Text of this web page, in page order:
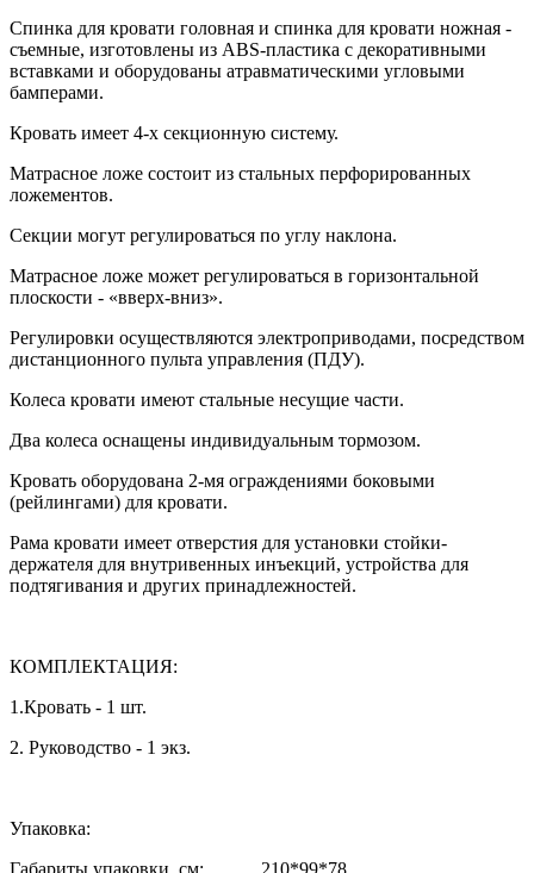
Спинка для кровати головная и спинка для кровати ножная -
съемные, изготовлены из ABS-пластика с декоративными
вставками и оборудованы атравматическими угловыми
бамперами.
Кровать имеет 4-х секционную систему.
Матрасное ложе состоит из стальных перфорированных
ложементов.
Секции могут регулироваться по углу наклона.
Матрасное ложе может регулироваться в горизонтальной
плоскости - «вверх-вниз».
Регулировки осуществляются электроприводами, посредством
дистанционного пульта управления (ПДУ).
Колеса кровати имеют стальные несущие части.
Два колеса оснащены индивидуальным тормозом.
Кровать оборудована 2-мя ограждениями боковыми
(рейлингами) для кровати.
Рама кровати имеет отверстия для установки стойки-
держателя для внутривенных инъекций, устройства для
подтягивания и других принадлежностей.
КОМПЛЕКТАЦИЯ:
1.Кровать - 1 шт.
2. Руководство - 1 экз.
Упаковка: